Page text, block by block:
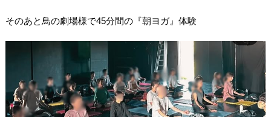
そのあと鳥の劇場様で45分間の『朝ヨガ』体験